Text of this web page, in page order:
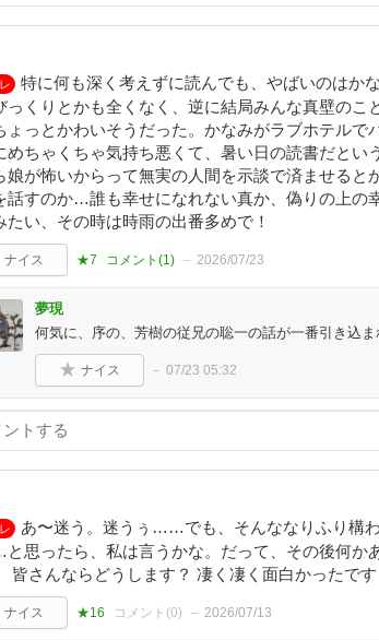
特に何も深く考えずに読んでも、やばいのはか
っくりとかも全くなく、逆に結局みんな真壁のこ
ょっとかわいそうだった。かなみがラブホテルで
めちゃくちゃ気持ち悪くて、暑い日の読書だとい
娘が怖いからって無実の人間を示談で済ませると
話すのか…誰も幸せになれない真か、偽りの上の
たい、その時は時雨の出番多めで！
ナイス ★7 コメント(1) 2026/07/23
夢現
何気に、序の、芳樹の従兄の聡一の話が一番引き込ま
ナイス 07/23 05:32
あ〜迷う。迷うぅ……でも、そんななりふり構
と思ったら、私は言うかな。だって、その後何か
皆さんならどうします？ 凄く凄く面白かったです
ナイス ★16 コメント(0) 2026/07/13